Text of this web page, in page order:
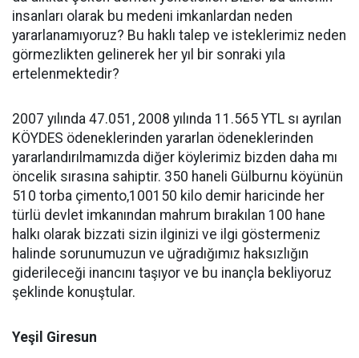
insanları olarak bu medeni imkanlardan neden
yararlanamıyoruz? Bu haklı talep ve isteklerimiz neden
görmezlikten gelinerek her yıl bir sonraki yıla
ertelenmektedir?
2007 yılında 47.051, 2008 yılında 11.565 YTL sı ayrılan
KÖYDES ödeneklerinden yararlan ödeneklerinden
yararlandırılmamızda diğer köylerimiz bizden daha mı
öncelik sırasına sahiptir. 350 haneli Gülburnu köyünün
510 torba çimento,100150 kilo demir haricinde her
türlü devlet imkanından mahrum bırakılan 100 hane
halkı olarak bizzati sizin ilginizi ve ilgi göstermeniz
halinde sorunumuzun ve uğradığımız haksızlığın
giderileceği inancını taşıyor ve bu inançla bekliyoruz
şeklinde konuştular.
Yeşil Giresun